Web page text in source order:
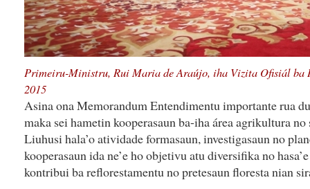
Primeiru-Ministru, Rui Maria de Araújo, iha Vizita Ofisiál ba
2015
Asina ona Memorandum Entendimentu importante rua
maka sei hametin kooperasaun ba-iha área agrikultura
Liuhusi hala’o atividade formasaun, investigasaun no
kooperasaun ida ne’e ho objetivu atu diversifika no
kontribui ba reflorestamentu no pretesaun floresta nian